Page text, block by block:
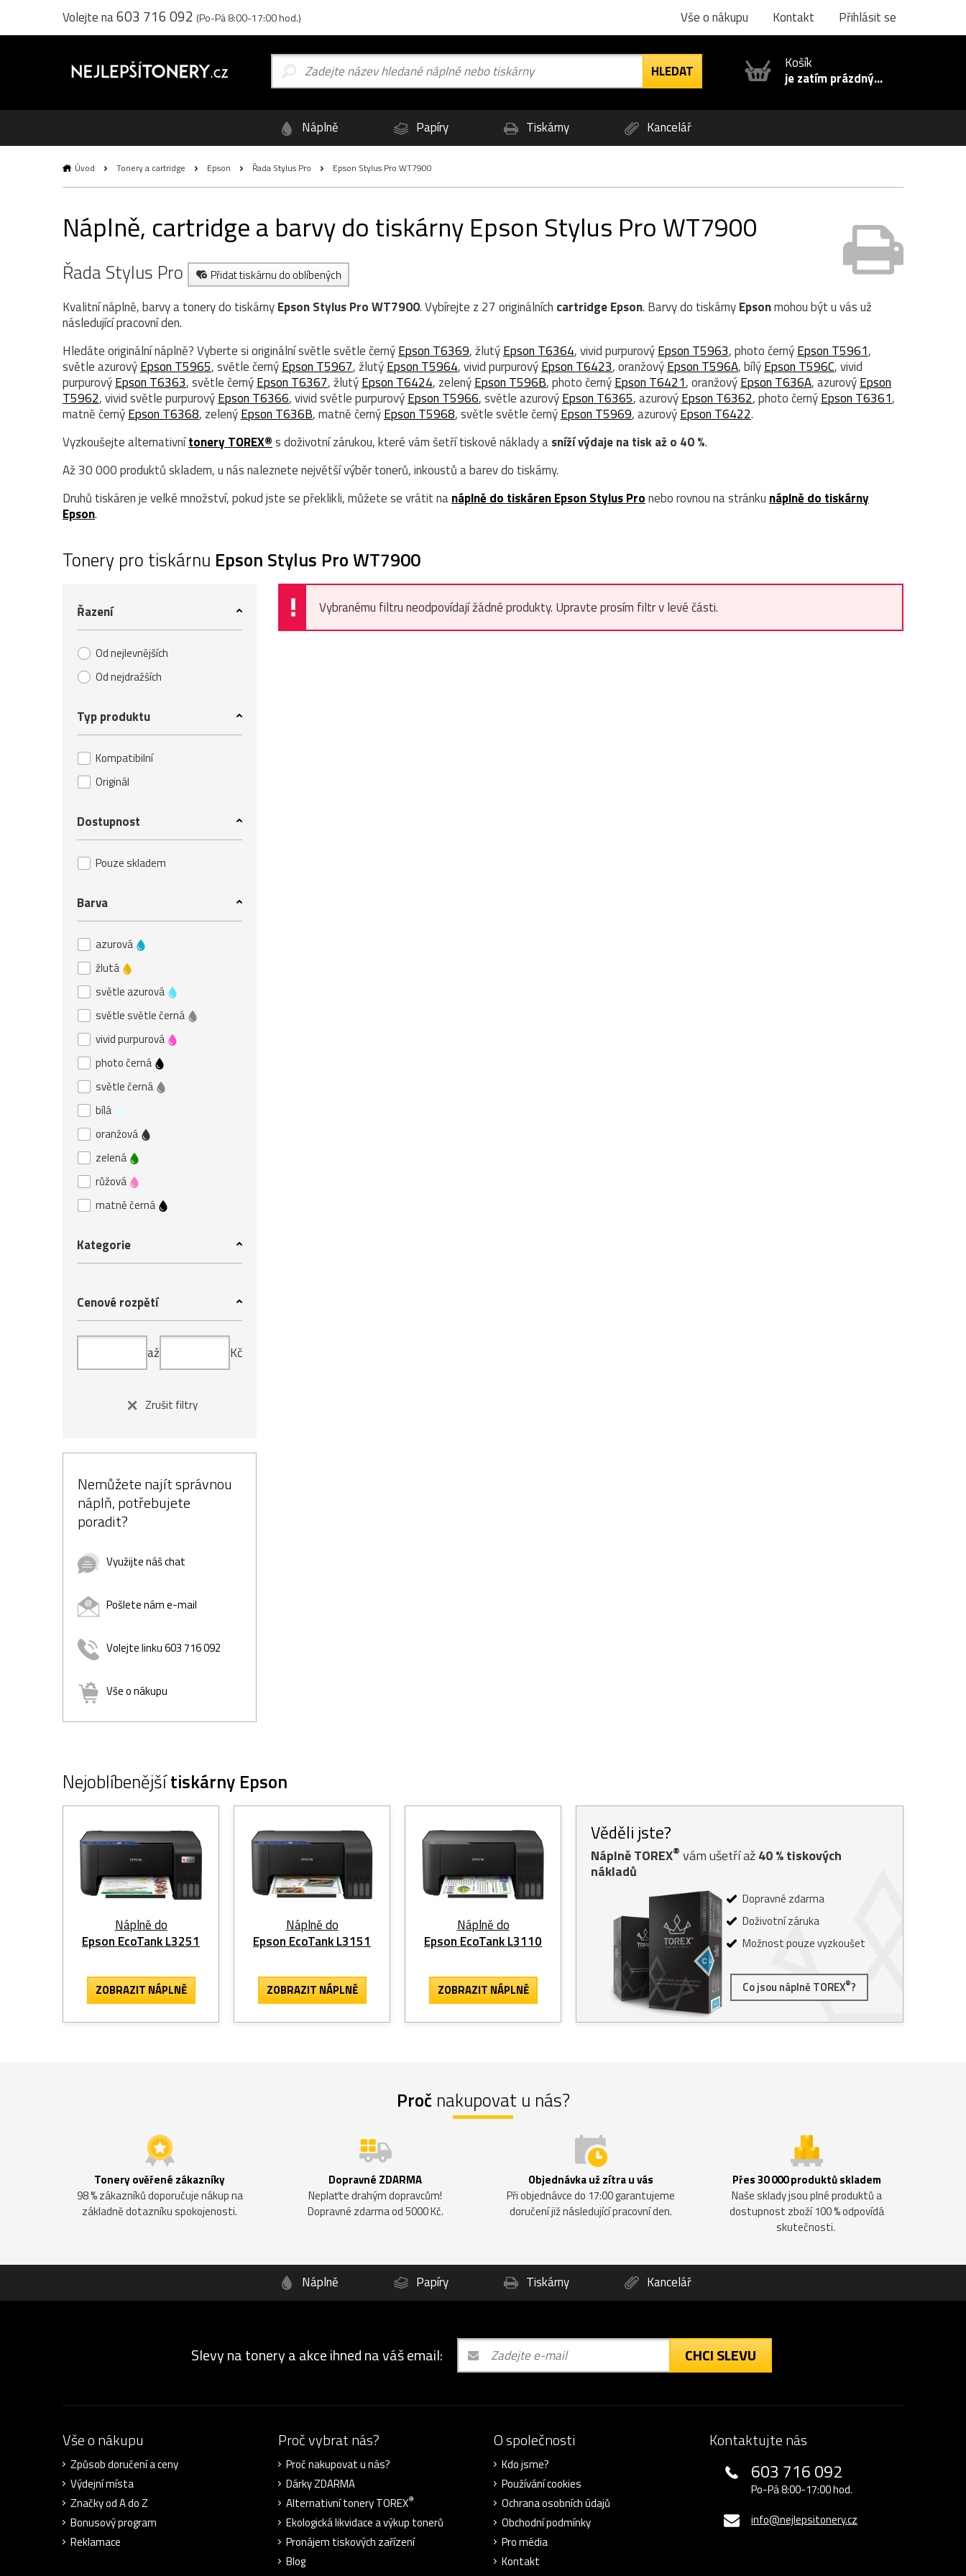
Volejte na603 716 092 (Po-Pá 8:00-17:00 hod.) Vše o nákupu Kontakt Přihlásit se
Košík
je zatím prázdný...
Náplně Papíry Tiskárny Kancelář
Úvod Tonery a cartridge Epson Řada Stylus Pro Epson Stylus Pro WT7900
Náplně, cartridge a barvy do tiskárny Epson Stylus Pro WT7900
Řada Stylus Pro Přidat tiskárnu do oblíbených
Kvalitní náplně, barvy a tonery do tiskárnyEpson Stylus Pro WT7900. Vybírejte z 27 originálních cartridgeEpson. Barvy do tiskárnyEpsonmohou být u vás už
následující pracovní den.
Hledáte originální náplně? Vyberte si originální světle světle černýEpson T6369, žlutýEpson T6364, vivid purpurovýEpson T5963, photo černýEpson T5961,
světle azurovýEpson T5965, světle černýEpson T5967, žlutýEpson T5964, vivid purpurovýEpson T6423, oranžovýEpson T596A, bílýEpson T596C, vivid
purpurovýEpson T6363, světle černýEpson T6367, žlutýEpson T6424, zelenýEpson T596B, photo černýEpson T6421, oranžovýEpson T636A, azurovýEpson
T5962, vivid světle purpurovýEpson T6366, vivid světle purpurovýEpson T5966, světle azurovýEpson T6365, azurovýEpson T6362, photo černýEpson T6361,
matně černýEpson T6368, zelenýEpson T636B, matně černýEpson T5968, světle světle černýEpson T5969, azurovýEpson T6422.
Vyzkoušejte alternativnítonery TOREX®s doživotní zárukou, které vám šetří tiskové náklady asníží výdaje na tisk až o 40 %.
Až 30 000 produktů skladem, u nás naleznete největší výběr tonerů, inkoustů a barev do tiskárny.
Druhů tiskáren je velké množství, pokud jste se překlikli, můžete se vrátit nanáplně do tiskáren Epson Stylus Pronebo rovnou na stránku náplně do tiskárny
Epson.
Tonery pro tiskárnu Epson Stylus Pro WT7900
Řazení
Od nejlevnějších
Od nejdražších
Typ produktu
Kompatibilní
Originál
Dostupnost
Pouze skladem
Barva
azurová
žlutá
světle azurová
světle světle černá
vivid purpurová
photo černá
světle černá
bílá
oranžová
zelená
růžová
matně černá
Kategorie
Cenové rozpětí
až Kč
Zrušit filtry
Nemůžete najít správnou
náplň, potřebujete
poradit?
Využijte náš chat
Pošlete nám e-mail
Volejte linku 603 716 092
Vše o nákupu
Vybranému filtru neodpovídají žádné produkty. Upravte prosím filtr v levé části.
Nejoblíbenějšítiskárny Epson
Náplně do
Epson EcoTank L3251
ZOBRAZITNÁPLNĚ
Náplně do
Epson EcoTank L3151
ZOBRAZITNÁPLNĚ
Náplně do
Epson EcoTank L3110
ZOBRAZITNÁPLNĚ
Věděli jste?
Náplně TOREX® vám ušetří až40% tiskových
nákladů
Dopravné zdarma
Doživotní záruka
Možnost pouze vyzkoušet
Co jsou náplně TOREX®?
Proč nakupovat u nás?
Tonery ověřené zákazníky
98 % zákazníků doporučuje nákup na
základně dotazníku spokojenosti.
Dopravné ZDARMA
Neplaťte drahým dopravcům!
Dopravné zdarma od 5000 Kč.
Objednávka už zítra u vás
Při objednávce do 17:00 garantujeme
doručení již následující pracovní den.
Přes 30 000 produktů skladem
Naše sklady jsou plné produktů a
dostupnost zboží 100 % odpovídá
skutečnosti.
Náplně Papíry Tiskárny Kancelář
Slevy na tonery a akce ihned na váš email: CHCI SLEVU
Vše o nákupu
Způsob doručení a ceny
Výdejní místa
Značky od A do Z
Bonusový program
Reklamace
Proč vybrat nás?
Proč nakupovat u nás?
Dárky ZDARMA
Alternativní tonery TOREX®
Ekologická likvidace a výkup tonerů
Pronájem tiskových zařízení
Blog
O společnosti
Kdo jsme?
Používání cookies
Ochrana osobních údajů
Obchodní podmínky
Pro média
Kontakt
Kontaktujte nás
603 716 092
Po-Pá 8:00-17:00 hod.
info@nejlepsitonery.cz